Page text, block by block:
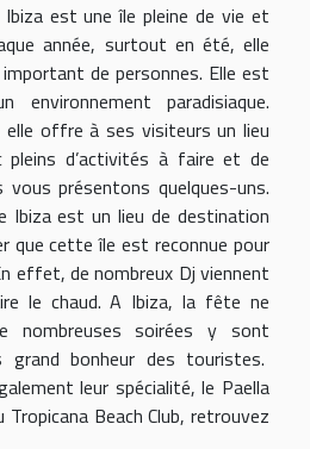
est une île pleine de vie et
année, surtout en été, elle
de personnes. Elle est
environnement paradisiaque.
elle offre à ses visiteurs un lieu
pleins d’activités à faire et de
présentons quelques-uns.
Ibiza est un lieu de destination
que cette île est reconnue pour
effet, de nombreux Dj viennent
le chaud. A Ibiza, la fête ne
nombreuses soirées y sont
grand bonheur des touristes.
leur spécialité, le Paella
Beach Club, retrouvez